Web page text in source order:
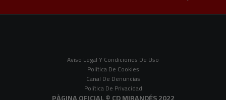
Aviso Legal Y Condiciones De Uso
Política De Cookies
Canal De Denuncias
Política De Privacidad